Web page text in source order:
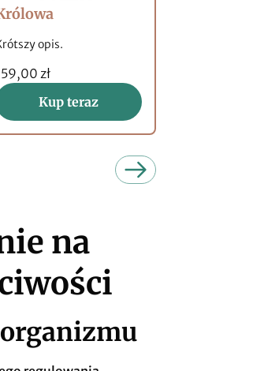
opis.
zł
Kup teraz
na